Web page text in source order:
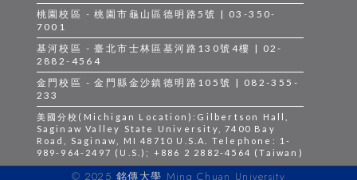
桃園校區 - 桃園市龜山區德明路5號 | 03-350-
7001
基河校區 - 臺北市士林區基河路130號4樓 | 02-
2882-4564
金門校區 - 金門縣金沙鎮德明路105號 | 082-355-
233
美國分校(Michigan Location):Gilbertson Hall,
Saginaw Valley State University, 7400 Bay
Road, Saginaw, MI 48710 U.S.A. Telephone: 1-
989-964-2497 (U.S.); +886 2 2882-4564 (Taiwan)
© 2025 銘傳大學 Ming Chuan University